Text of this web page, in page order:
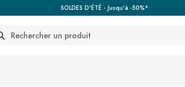
SOLDES D'ÉTÉ - Jusqu'à -50%*